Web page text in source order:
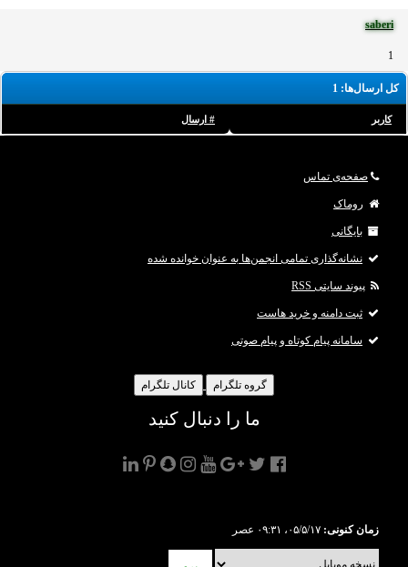
saberi
1
کل ارسال‌ها: 1
کاربر # ارسال
صفحه‌ی تماس
روماک
بایگانی
نشانه‌گذاری تمامی انجمن‌ها به عنوان خوانده شده
پیوند سایتی RSS
ثبت دامنه و خرید هاست
سامانه پیام کوتاه و پیام صوتی
گروه تلگرام کانال تلگرام
ما را دنبال کنید
زمان کنونی: ۰۵/۵/۱۷، ۰۹:۳۱ عصر